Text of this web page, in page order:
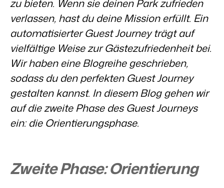
BEX CMS
Website für Vermietungen
Lass deine Marke mit unserem Webbaukasten aufblühen.
Website für Immobilien
Generiere Leads für den Verkauf deiner Ferienimmobilie.
Marketing
Ketten und eigenständige Marken
Erhalte Antworten auf deine Fragen.
Bist du bereit für den nächsten Schritt?
Partnerprogramme
Lass uns gemeinsam die Branche transformieren.
Software Entwickler
Entwickle deine Lösung mit unserer offenen API.
Trust Center
Über uns
zu bieten. Wenn sie deinen Park zufrieden
verlassen, hast du deine Mission erfüllt. Ein
automatisierter Guest Journey trägt auf
vielfältige Weise zur Gästezufriedenheit bei.
Wir haben eine Blogreihe geschrieben,
sodass du den perfekten Guest Journey
gestalten kannst. In diesem Blog gehen wir
auf die zweite Phase des Guest Journeys
ein: die Orientierungsphase.
Zweite Phase: Orientierung